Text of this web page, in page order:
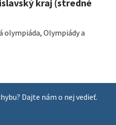
kraj (stredné
olympiáda, Olympiády a
Dajte nám o nej vedieť.